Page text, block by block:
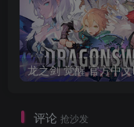
评论 抢沙发